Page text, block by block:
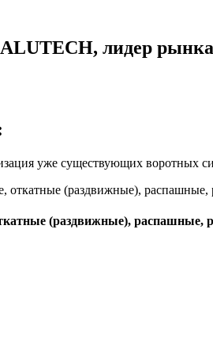
лидер
уже существующих воротных
(раздвижные), распашные,